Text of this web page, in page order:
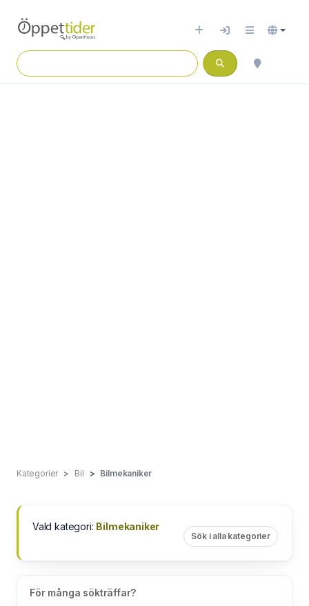
Kategorier Bil Bilmekaniker
Vald kategori: Bilmekaniker
Sök i alla kategorier
För många sökträffar?